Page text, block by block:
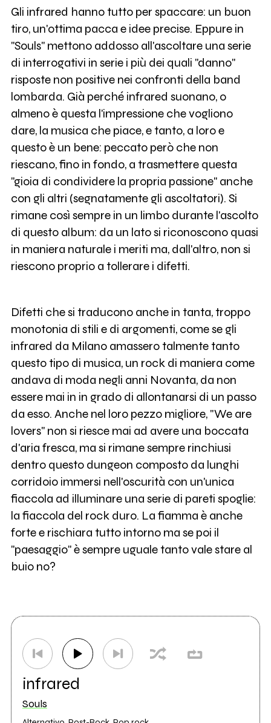
Gli infrared hanno tutto per spaccare: un buon
tiro, un'ottima pacca e idee precise. Eppure in
"Souls" mettono addosso all'ascoltare una serie
di interrogativi in serie i più dei quali "danno"
risposte non positive nei confronti della band
lombarda. Già perché infrared suonano, o
almeno è questa l'impressione che vogliono
dare, la musica che piace, e tanto, a loro e
questo è un bene: peccato però che non
riescano, fino in fondo, a trasmettere questa
"gioia di condividere la propria passione" anche
con gli altri (segnatamente gli ascoltatori). Si
rimane così sempre in un limbo durante l'ascolto
di questo album: da un lato si riconoscono quasi
in maniera naturale i meriti ma, dall'altro, non si
riescono proprio a tollerare i difetti.
Difetti che si traducono anche in tanta, troppo
monotonia di stili e di argomenti, come se gli
infrared da Milano amassero talmente tanto
questo tipo di musica, un rock di maniera come
andava di moda negli anni Novanta, da non
essere mai in in grado di allontanarsi di un passo
da esso. Anche nel loro pezzo migliore, "We are
lovers" non si riesce mai ad avere una boccata
d'aria fresca, ma si rimane sempre rinchiusi
dentro questo dungeon composto da lunghi
corridoio immersi nell'oscurità con un'unica
fiaccola ad illuminare una serie di pareti spoglie:
la fiaccola del rock duro. La fiamma è anche
forte e rischiara tutto intorno ma se poi il
"paesaggio" è sempre uguale tanto vale stare al
buio no?
infrared
Souls